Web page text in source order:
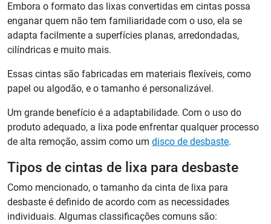
Embora o formato das lixas convertidas em cintas possa
enganar quem não tem familiaridade com o uso, ela se
adapta facilmente a superfícies planas, arredondadas,
cilíndricas e muito mais.
Essas cintas são fabricadas em materiais flexíveis, como
papel ou algodão, e o tamanho é personalizável.
Um grande benefício é a adaptabilidade. Com o uso do
produto adequado, a lixa pode enfrentar qualquer processo
de alta remoção, assim como um disco de desbaste.
Tipos de cintas de lixa para desbaste
Como mencionado, o tamanho da cinta de lixa para
desbaste é definido de acordo com as necessidades
individuais. Algumas classificações comuns são: